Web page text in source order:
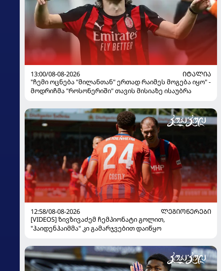
13:00/08-08-2026
ᲘᲢᲐᲚᲘᲐ
"ჩემი ოცნება "მილანთან" ერთად რაიმეს მოგება იყო" -
მოდრიჩმა "როსონერიში" თავის მისიაზე ისაუბრა
12:58/08-08-2026
ᲚᲔᲒᲘᲝᲜᲔᲠᲔᲑᲘ
[VIDEOS] ზივზივაძემ ჩემპიონატი გოლით,
"ჰაიდენჰაიმმა" კი გამარჯვებით დაიწყო